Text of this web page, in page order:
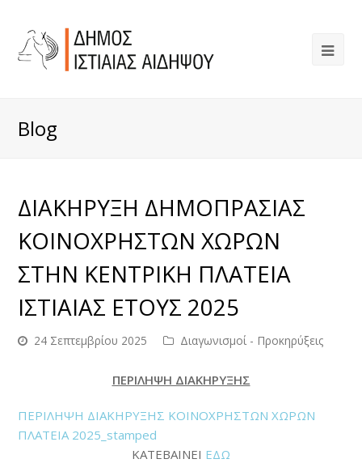
Blog
ΔΙΑΚΗΡΥΞΗ ΔΗΜΟΠΡΑΣΙΑΣ
ΚΟΙΝΟΧΡΗΣΤΩΝ ΧΩΡΩΝ
ΣΤΗΝ ΚΕΝΤΡΙΚΗ ΠΛΑΤΕΙΑ
ΙΣΤΙΑΙΑΣ ΕΤΟΥΣ 2025
24 Σεπτεμβρίου 2025 Διαγωνισμοί - Προκηρύξεις
ΠΕΡΙΛΗΨΗ ΔΙΑΚΗΡΥΞΗΣ
ΠΕΡΙΛΗΨΗ ΔΙΑΚΗΡΥΞΗΣ ΚΟΙΝΟΧΡΗΣΤΩΝ ΧΩΡΩΝ
ΠΛΑΤΕΙΑ 2025_stamped
KATEBAINEI EΔΩ